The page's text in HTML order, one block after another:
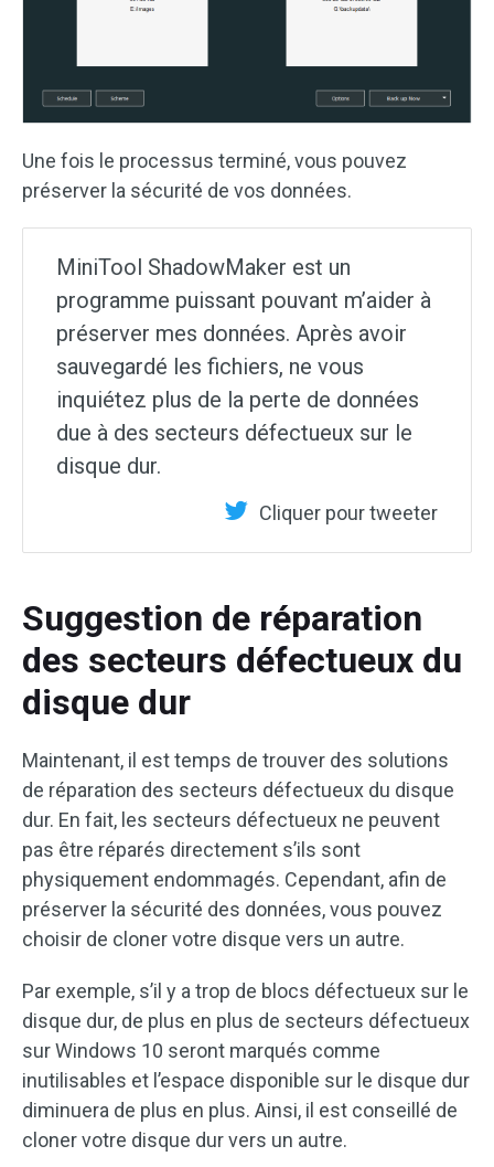
Une fois le processus terminé, vous pouvez
préserver la sécurité de vos données.
MiniTool ShadowMaker est un
programme puissant pouvant m’aider à
préserver mes données. Après avoir
sauvegardé les fichiers, ne vous
inquiétez plus de la perte de données
due à des secteurs défectueux sur le
disque dur.
Cliquer pour tweeter
Suggestion de réparation
des secteurs défectueux du
disque dur
Maintenant, il est temps de trouver des solutions
de réparation des secteurs défectueux du disque
dur. En fait, les secteurs défectueux ne peuvent
pas être réparés directement s’ils sont
physiquement endommagés. Cependant, afin de
préserver la sécurité des données, vous pouvez
choisir de cloner votre disque vers un autre.
Par exemple, s’il y a trop de blocs défectueux sur le
disque dur, de plus en plus de secteurs défectueux
sur Windows 10 seront marqués comme
inutilisables et l’espace disponible sur le disque dur
diminuera de plus en plus. Ainsi, il est conseillé de
cloner votre disque dur vers un autre.